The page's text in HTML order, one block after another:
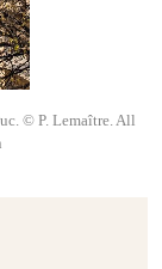
© P. Lemaître. All